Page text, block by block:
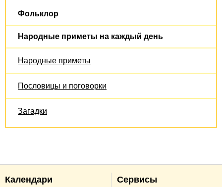
Фольклор
Народные приметы на каждый день
Народные приметы
Пословицы и поговорки
Загадки
Календари Сервисы